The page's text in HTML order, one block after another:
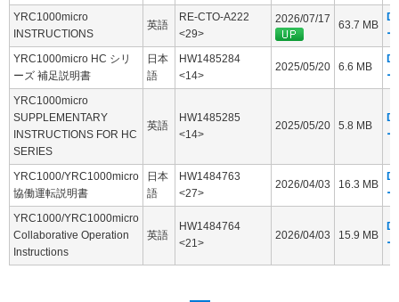
YRC1000micro
INSTRUCTIONS
英語
RE-CTO-A222
<29>
2026/07/17 63.7 MB
YRC1000micro HC シリ
ーズ 補足説明書
日本
語
HW1485284
<14>
2025/05/20 6.6 MB
YRC1000micro
SUPPLEMENTARY
INSTRUCTIONS FOR HC
SERIES
英語
HW1485285
<14>
2025/05/20 5.8 MB
YRC1000/YRC1000micro
協働運転説明書
日本
語
HW1484763
<27>
2026/04/03 16.3 MB
YRC1000/YRC1000micro
Collaborative Operation
Instructions
英語
HW1484764
<21>
2026/04/03 15.9 MB